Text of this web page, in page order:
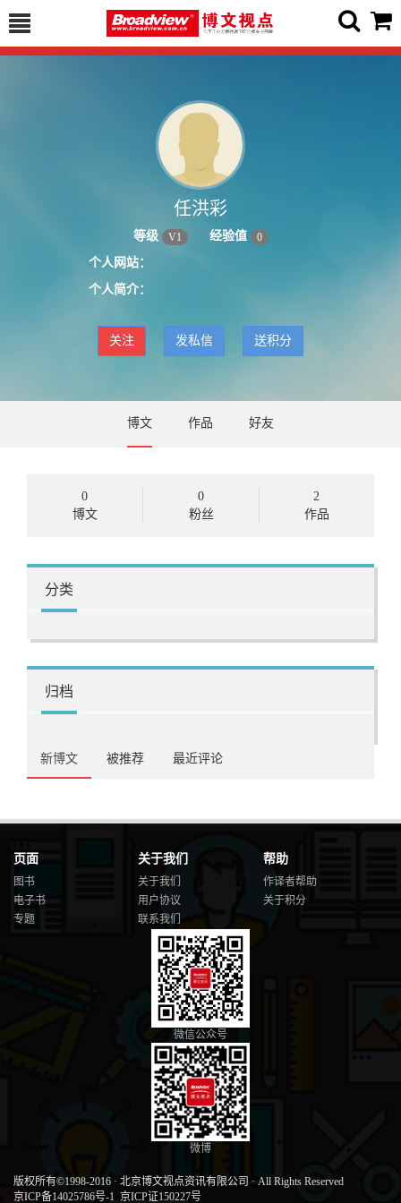
任洪彩
等级 V1 经验值 0
个人网站：
个人简介：
关注 发私信 送积分
博文 作品 好友
0
博文
0
粉丝
2
作品
分类
归档
新博文 被推荐 最近评论
页面
图书
电子书
专题
关于我们
关于我们
用户协议
联系我们
帮助
作译者帮助
关于积分
微信公众号
微博
版权所有©1998-2016 · 北京博文视点资讯有限公司 · All Rights Reserved
京ICP备14025786号-1 京ICP证150227号